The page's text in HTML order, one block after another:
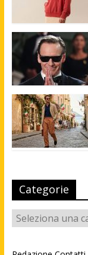
Categorie
Categorie